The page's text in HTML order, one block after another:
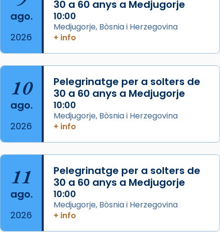
2 weeks ago
Aquest dilluns, 27 de juliol, ha tingut lloc la
missa d’acció de gràcies en agraïment al
comitè organitzador de la visita apostòlica
del Sant Pare Lleó XIV a Barcelona, i als
col·laboradors, a la Catedral de Barcelona.
L’arquebisbe de Barcelona, el cardenal Joan
Josep Omella, ha presidit la missa i l’ha
concelebrat el bisbe auxiliar de Barcelona,
Mons. David Abadías.
📸 Dr. G. Simón
Foto
View on Facebook · Share
Arquebisbat de Barcelona
2 weeks ago
ago.
2026
30 a 60 anys a Medjugorje
10:00
Medjugorje, Bòsnia i Herzegovina
+ info
10
ago.
2026
Pelegrinatge per a solters de
30 a 60 anys a Medjugorje
10:00
Medjugorje, Bòsnia i Herzegovina
+ info
11
ago.
2026
Pelegrinatge per a solters de
30 a 60 anys a Medjugorje
10:00
Medjugorje, Bòsnia i Herzegovina
+ info